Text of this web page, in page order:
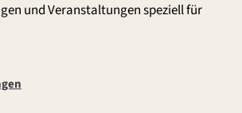
und Veranstaltungen speziell für